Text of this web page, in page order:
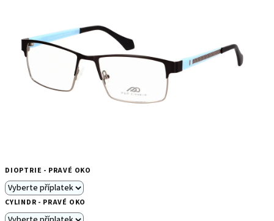
DIOPTRIE - PRAVÉ OKO
CYLINDR - PRAVÉ OKO
hvězdiček.